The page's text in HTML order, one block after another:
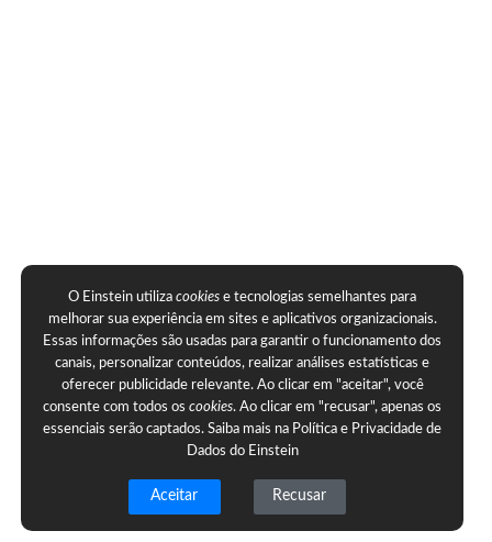
O Einstein utilizacookies e tecnologias semelhantes para
melhorar sua experiência em sites e aplicativos organizacionais.
Essas informações são usadas para garantir o funcionamento dos
canais, personalizar conteúdos, realizar análises estatísticas e
oferecer publicidade relevante. Ao clicar em "aceitar", você
consente com todos oscookies. Ao clicar em "recusar", apenas os
essenciais serão captados. Saiba mais na Política e Privacidade de
Dados do Einstein
Aceitar Recusar